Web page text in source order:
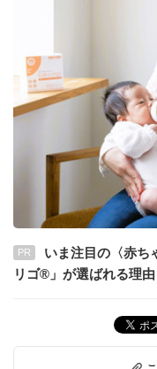
PR
いま注目の〈赤ち
リゴ®」が選ばれる理由